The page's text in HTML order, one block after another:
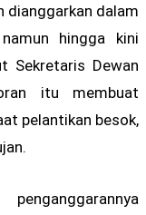
dianggarkan dalam
hingga kini
Sekretaris Dewan
itu membuat
pelantikan besok,